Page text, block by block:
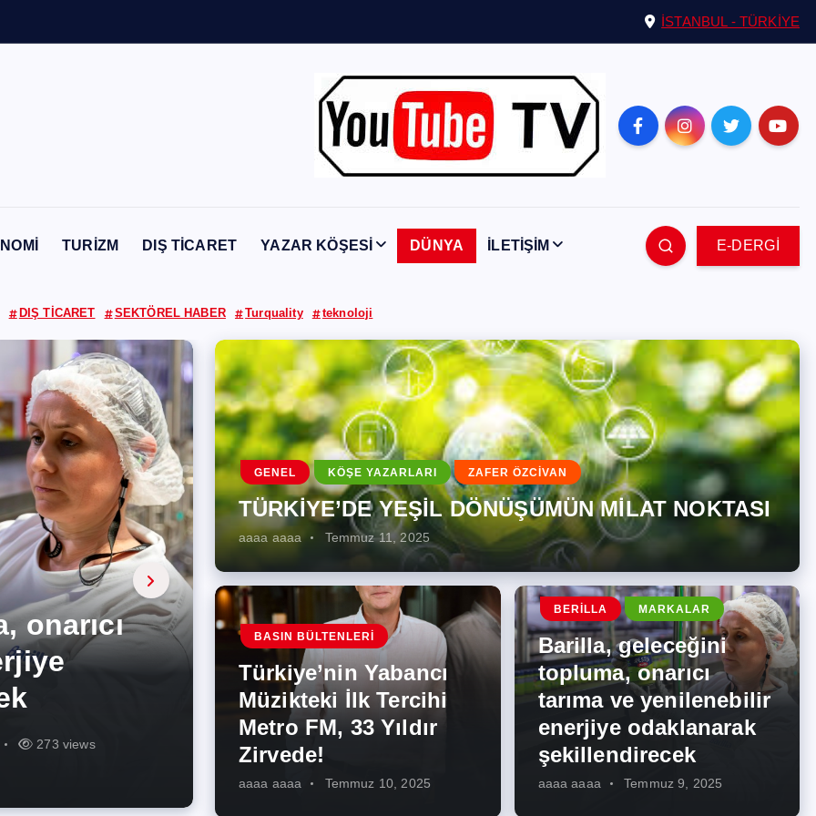
İSTANBUL - TÜRKİYE
TURİZM DIŞ TİCARET YAZAR KÖŞESİ DÜNYA İLETİŞİM E-DERGİ
DIŞ TİCARET SEKTÖREL HABER Turquality teknoloji
342 views
İlk
271 views
onarıcı
273 views
Enerji
İş
285 views
Kısa
225 views
Artması
260 views
GENEL KÖŞE YAZARLARI ZAFER ÖZCİVAN
TÜRKİYE’DE YEŞİL DÖNÜŞÜMÜN MİLAT NOKTASI
aaaa aaaa Temmuz 11, 2025
BASIN BÜLTENLERI
Türkiye’nin Yabancı
Müzikteki İlk Tercihi
Metro FM, 33 Yıldır
Zirvede!
aaaa aaaa Temmuz 10, 2025
BERILLA MARKALAR
Barilla, geleceğini
topluma, onarıcı
tarıma ve yenilenebilir
enerjiye odaklanarak
şekillendirecek
aaaa aaaa Temmuz 9, 2025